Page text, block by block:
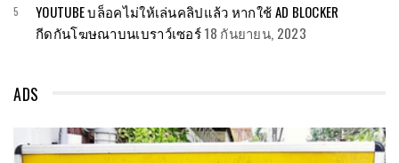
YOUTUBE บล็อคไม่ให้เล่นคลิปแล้ว หากใช้ AD BLOCKER
กีดกันโฆษณาบนเบราว์เซอร์18 กันยายน, 2023
ADS